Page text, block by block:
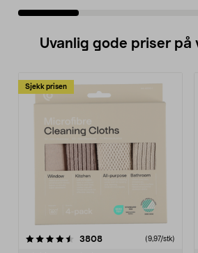
Uvanlig gode priser på
Sjekk prisen
3808anmeldelser(9,97/stk)
4.5av 5 stjerner